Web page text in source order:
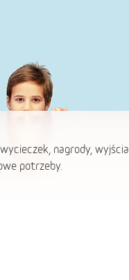
nagrody, wyjścia
potrzeby.